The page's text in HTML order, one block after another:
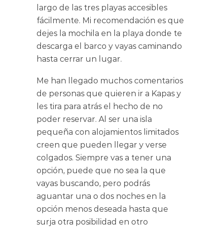
largo de las tres playas accesibles
fácilmente. Mi recomendación es que
dejes la mochila en la playa donde te
descarga el barco y vayas caminando
hasta cerrar un lugar.
Me han llegado muchos comentarios
de personas que quieren ir a Kapas y
les tira para atrás el hecho de no
poder reservar. Al ser una isla
pequeña con alojamientos limitados
creen que pueden llegar y verse
colgados. Siempre vas a tener una
opción, puede que no sea la que
vayas buscando, pero podrás
aguantar una o dos noches en la
opción menos deseada hasta que
surja otra posibilidad en otro